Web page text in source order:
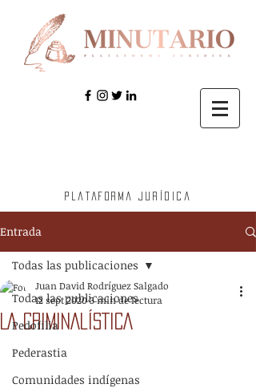
Plataforma jurídica
Entrada
Todas las publicaciones
Pedofilia
Pederastia
Comunidades indígenas
Todas las publicaciones
LA CRIMINALÍSTICA
Juan David Rodríguez Salgado
12 sept 20203 min de lectura